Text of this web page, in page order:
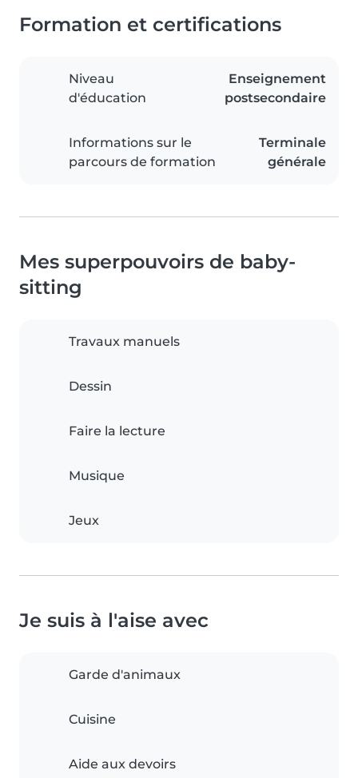
Formation et certifications
Niveau
d'éducation
Enseignement
postsecondaire
Informations sur le
parcours de formation
Terminale
générale
Mes superpouvoirs de baby-
sitting
Travaux manuels
Dessin
Faire la lecture
Musique
Jeux
Je suis à l'aise avec
Garde d'animaux
Cuisine
Aide aux devoirs